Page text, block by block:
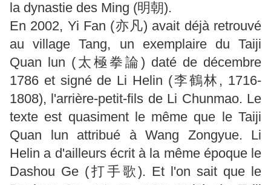
la dynastie des Ming (明朝).
En 2002, Yi Fan (亦凡) avait déjà retrouvé
au village Tang, un exemplaire du Taiji
Quan lun (太極拳論) daté de décembre
1786 et signé de Li Helin (李鶴林, 1716-
1808), l'arrière-petit-fils de Li Chunmao. Le
texte est quasiment le même que le Taiji
Quan lun attribué à Wang Zongyue. Li
Helin a d'ailleurs écrit à la même époque le
Dashou Ge (打手歌). Et l'on sait que le